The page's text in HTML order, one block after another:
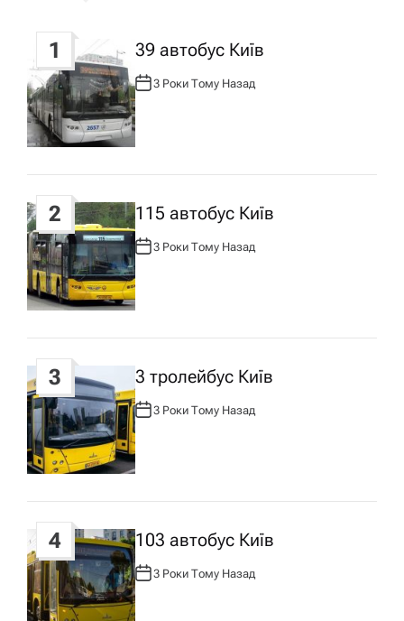
г
а
ц
і
я
з
а
п
и
с
у
1 39 автобус Київ
А
В
Т
О
Р
:
3 Роки Тому Назад
2 115 автобус Київ
А
Т
О
Р
:
3 Роки Тому Назад
3 3 тролейбус Київ
А
В
Т
О
Р
:
3 Роки Тому Назад
4 103 автобус Київ
А
В
Т
О
3 Роки Тому Назад